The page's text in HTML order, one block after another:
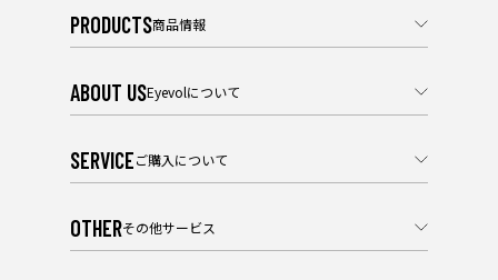
PRODUCTS商品情報
ABOUT USEyevolについて
SERVICEご購入について
OTHERその他サービス